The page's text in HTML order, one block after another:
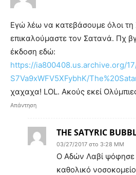
Εγώ λέω να κατεβάσουμε όλοι τη
επικαλούμαστε τον Σατανά. Πχ
έκδοση εδώ:
https://ia800408.us.archive.org/
S7Va9xWFV5XFybhK/
χαχαχα! LOL. Ακούς εκεί
Απάντηση
THE SATYRIC
03/27/2017 στο 3:28 ΜΜ
Ο Αδών Λαβί ψόφησε
καθολικό